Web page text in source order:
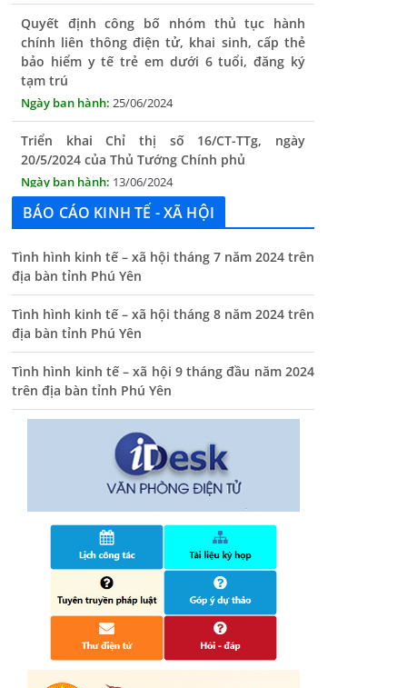
chính liên thông điện tử, khai sinh, cấp thẻ
bảo hiểm y tế trẻ em dưới 6 tuổi, đăng ký
tạm trú
25/06/2024
Triển khai Chỉ thị số 16/CT-TTg, ngày
20/5/2024 của Thủ Tướng Chính phủ
13/06/2024
Tăng cường lãnh đạo, chỉ đạo nâng cao cải
cách hành chính
13/06/2024
Thông báo lịch tiếp công dân định kỳ của Chủ
tịch UBND xã tháng 11/2025
01/11/2025
THÔNG BÁO Niêm yết danh mục dịch vụ công
trực tuyến toàn trình trên Hệ thống thông
tin giải quyết thủ tục hành chính tỉnh Phú
Yên
14/10/2024
BÁO CÁO KINH TẾ - XÃ HỘI
Tình hình kinh tế – xã hội tháng 7 năm 2024 trên
địa bàn tỉnh Phú Yên
Tình hình kinh tế – xã hội tháng 8 năm 2024 trên
địa bàn tỉnh Phú Yên
Tình hình kinh tế – xã hội 9 tháng đầu năm 2024
trên địa bàn tỉnh Phú Yên